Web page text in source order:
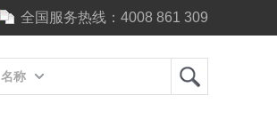
全国服务热线： 4008 861 309
名称